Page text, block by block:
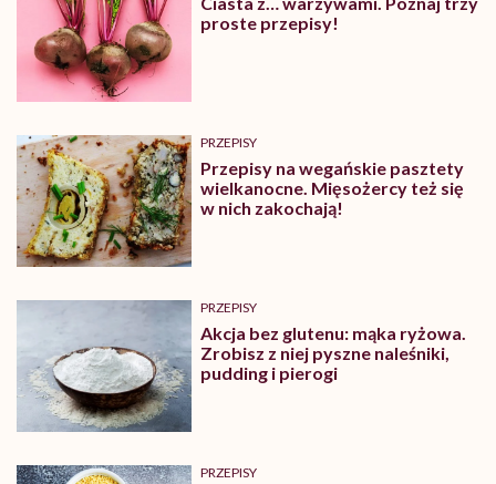
proste przepisy!
PRZEPISY
Przepisy na wegańskie pasztety
wielkanocne. Mięsożercy też się
w nich zakochają!
PRZEPISY
Akcja bez glutenu: mąka ryżowa.
Zrobisz z niej pyszne naleśniki,
pudding i pierogi
PRZEPISY